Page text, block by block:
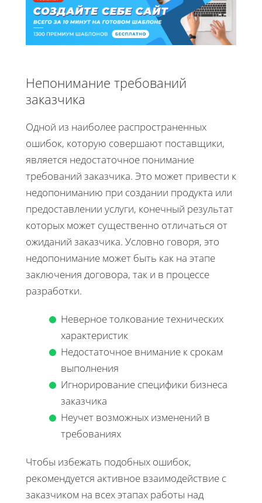
Непонимание требований
заказчика
Одной из наиболее распространенных
ошибок, которую совершают поставщики,
является недостаточное понимание
требований заказчика. Это может привести к
недопониманию при создании продукта или
предоставлении услуги, конечный результат
которых может существенно отличаться от
ожиданий заказчика. Условно говоря, это
недопонимание может быть как на этапе
заключения договора, так и в процессе
разработки.
Неверное толкование технических
характеристик
Недостаточное внимание к срокам
выполнения
Игнорирование специфики бизнеса
заказчика
Неучет возможных изменений в
требованиях
Чтобы избежать подобных ошибок,
рекомендуется активное взаимодействие с
заказчиком на всех этапах работы над